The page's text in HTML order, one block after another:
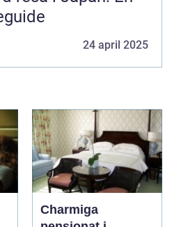
24 april 2025
Charmiga